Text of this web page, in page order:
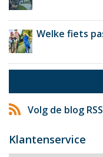
Welke fiets
Volg de blog RSS
Klantenservice